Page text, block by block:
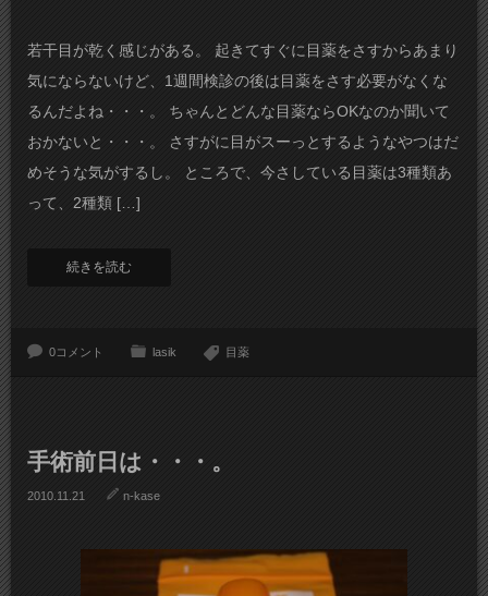
若干目が乾く感じがある。 起きてすぐに目薬をさすからあまり
気にならないけど、1週間検診の後は目薬をさす必要がなくな
るんだよね・・・。 ちゃんとどんな目薬ならOKなのか聞いて
おかないと・・・。 さすがに目がスーっとするようなやつはだ
めそうな気がするし。 ところで、今さしている目薬は3種類あ
って、2種類 […]
続きを読む
0コメント lasik 目薬
手術前日は・・・。
2010.11.21 n-kase